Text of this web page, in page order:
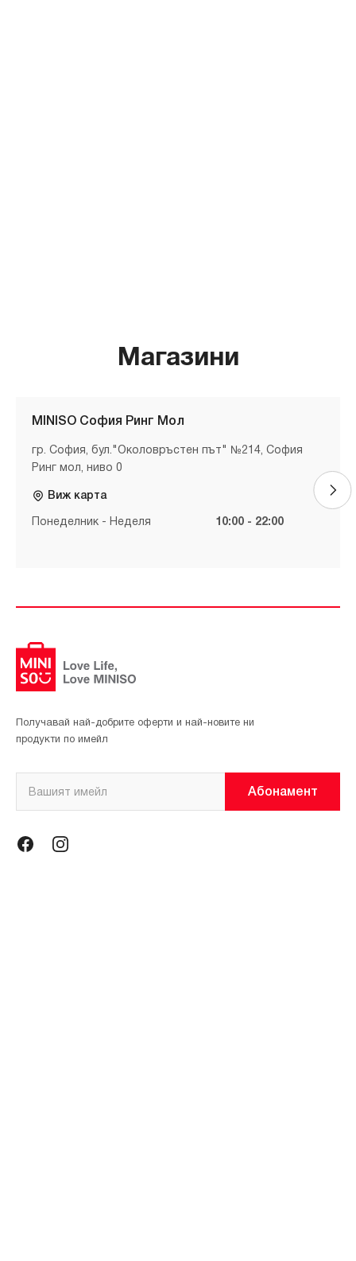
Магазини
MINISO София Ринг Мол
гр. София, бул."Околовръстен път" №214, София
Ринг мол, ниво 0
Виж карта
Понеделник - Неделя 10:00 - 22:00
Получавай най-добрите оферти и най-новите ни
продукти по имейл
Абонамент